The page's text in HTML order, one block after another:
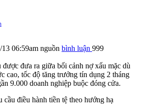
13 06:59am nguồn bình luận 999
đưa ra giữa bối cảnh nợ xấu mặc dù
cao, tốc độ tăng trưởng tín dụng 2 tháng
9.000 doanh nghiệp buộc đóng cửa.